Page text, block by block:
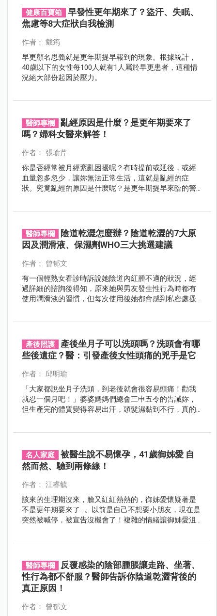
健康百寶箱
早發性更年期來了？盜汗、失眠、
焦慮等8大症狀自我檢測
作者： 戴筠
早更顧名思義就是更年期提早報到的現象。根據統計，
40歲以下的女性每100人就有1人屬於早更患者，這種情
況絕大部份起因於壓力。
醫師專欄
亂經原因是什麼？是更年期要來了
嗎？婦科女醫來解答！
作者： 張瑜芹
你是否經常被月經紊亂困擾呢？有時提前或延後，或經
血量忽多忽少，讓妳無法正常生活，這就是亂經的症
狀。究竟亂經的原因是什麼呢？是更年期提早來臨的警
醫師專欄
陰道乾澀怎麼辦？陰道乾澀的7大原
因及潤滑液、保濕劑WHO三大挑選建議
作者： 曾郁文
有一個輕熟女看診時訴說她陰道內紅腫不適的狀況，經
過詳細的諮詢後得知，原來她與男友發生性行為時都有
使用潤滑液的習慣，但每次使用後她都會感到私密處搔
產後照護
產後坐月子可以洗頭嗎？洗頭會有哪
些後遺症？醫：引發產後女性頭痛的兇手是它
作者： 邱明瑜
「大家都說坐月子洗頭，到老後就會很容易頭痛！勸我
就忍一個月吧！」婆婆媽媽們總會三申五令的告誡妳，
但生產完的體質變得容易出汗，頭髮濕黏到不行，真的
名人家庭
被醫生說不易懷孕，41歲御姊愛 自
然而然、驗到兩條線！
作者： 江睿毓
該來的生理期沒來，臉又紅紅熱熱的，御姊愛懷疑著是
不是更年期要來了…。以前是自己不想要小朋友，現在是
突然被喊停，被宣告沒機會了！複雜的情緒讓御姊愛沮
醫師專欄
反覆感染的陰部腫脹讓走路、坐著、
性行為都不舒服？醫師告訴你陰道乾澀背後的
真正原因！
作者： 曾郁文